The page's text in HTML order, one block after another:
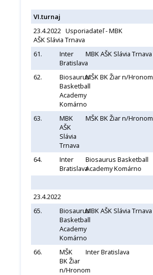
VI.turnaj
23.4.2022 Usporiadateľ - MBK
AŠK Slávia Trnava
61.
Inter
Bratislava
MBK AŠK Slávia Trnava
62.
Biosaurus
Basketball
Academy
Komárno
MŠK BK Žiar n/Hronom
63.
MBK
AŠK
Slávia
Trnava
MŠK BK Žiar n/Hronom
64.
Inter
Bratislava
Biosaurus Basketball
Academy Komárno
23.4.2022
65.
Biosaurus
Basketball
Academy
Komárno
MBK AŠK Slávia Trnava
66.
MŠK
BK Žiar
n/Hronom
Inter Bratislava